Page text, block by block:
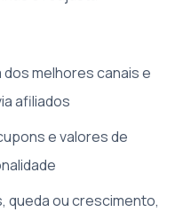
melhores canais e
afiliados
e valores de
queda ou crescimento,